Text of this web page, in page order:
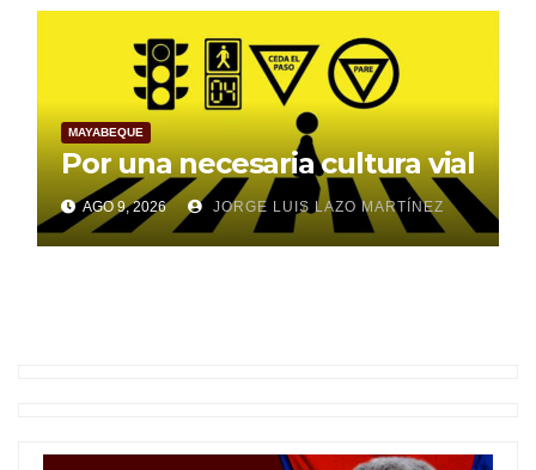
MAYABEQUE
Por una necesaria cultura vial
AGO 9, 2026 JORGE LUIS LAZO MARTÍNEZ